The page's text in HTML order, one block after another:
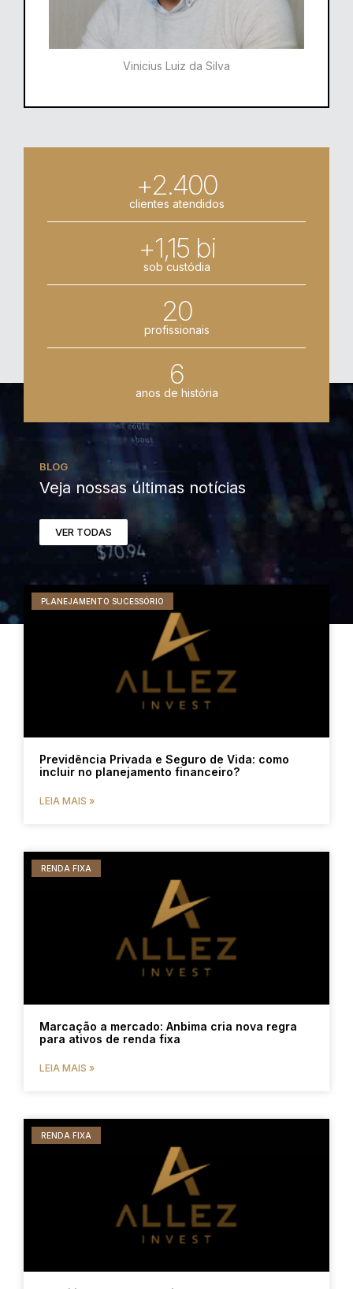
Vinicius Luiz da Silva
+2.400
clientes atendidos
+1,15 bi
sob custódia
20
profissionais
6
anos de história
BLOG
Veja nossas últimas notícias
VER TODAS
PLANEJAMENTO SUCESSÓRIO
Previdência Privada e Seguro de Vida: como
incluir no planejamento financeiro?
LEIA MAIS »
RENDA FIXA
Marcação a mercado: Anbima cria nova regra
para ativos de renda fixa
LEIA MAIS »
RENDA FIXA